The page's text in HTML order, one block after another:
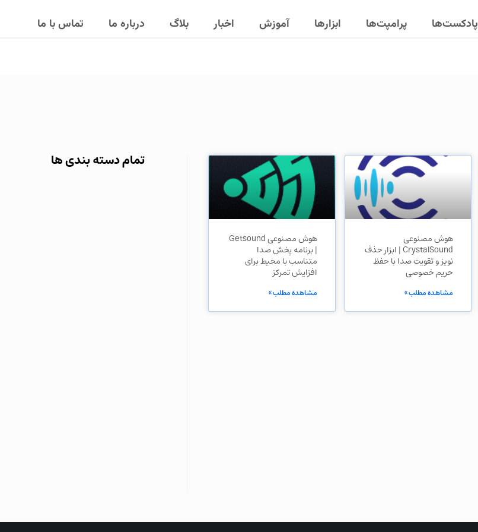
پادکست‌ها پرامپت‌ها ابزارها آموزش اخبار بلاگ درباره ما تماس با ما
هوش مصنوعی
CrystalSound | ابزار حذف
نویز و تقویت صدا با حفظ
حریم خصوصی
مشاهده مطلب »
هوش مصنوعی Getsound
| برنامه پخش صدا
متناسب با محیط برای
افزایش تمرکز
مشاهده مطلب »
تمام دسته بندی ها